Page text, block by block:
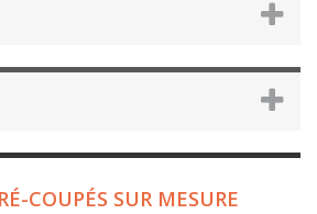
COUPÉS SUR MESURE